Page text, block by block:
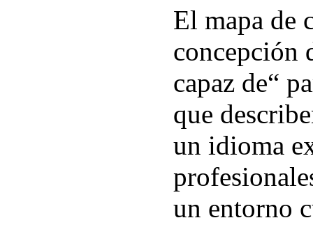
El mapa de
concepción
capaz de“
que
un idioma
un entorno